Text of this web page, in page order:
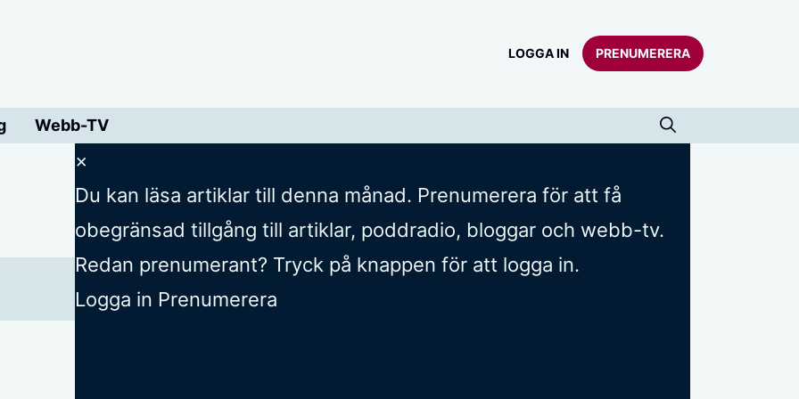
LOGGA IN PRENUMERERA
Webb-TV
×
Du kan läsa artiklar till denna månad. Prenumerera för att få
obegränsad tillgång till artiklar, poddradio, bloggar och webb-tv.
Redan prenumerant? Tryck på knappen för att logga in.
Logga in Prenumerera